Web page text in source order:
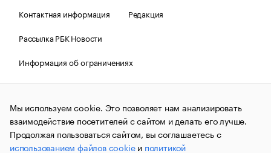
Контактная информация
Редакция
Рассылка РБК Новости
Информация об ограничениях
Правовая информация
О соблюдении авторских прав
© АО «РОСБИЗНЕСКОНСАЛТИНГ»,1995–2026.Сообщения
и материалы информационного агентства «РБК»
(зарегистрировано Федеральной службой по надзору в сфере
связи, информационных технологий и массовых
коммуникаций (Роскомнадзор) 09.12.2015 за номером ИА
Мы используем cookie. Это позволяет нам анализировать
взаимодействие посетителей с сайтом и делать его лучше.
Продолжая пользоваться сайтом, вы соглашаетесь с
использованием файлов cookieи политикой